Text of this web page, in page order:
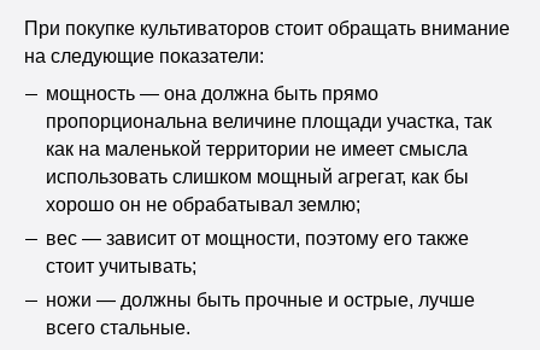
При покупке культиваторов стоит обращать внимание
на следующие показатели:
мощность — она должна быть прямо
пропорциональна величине площади участка, так
как на маленькой территории не имеет смысла
использовать слишком мощный агрегат, как бы
хорошо он не обрабатывал землю;
вес — зависит от мощности, поэтому его также
стоит учитывать;
ножи — должны быть прочные и острые, лучше
всего стальные.